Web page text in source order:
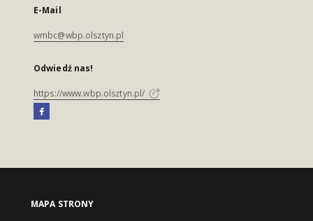
E-Mail
wmbc@wbp.olsztyn.pl
Odwiedź nas!
https://www.wbp.olsztyn.pl/
MAPA STRONY